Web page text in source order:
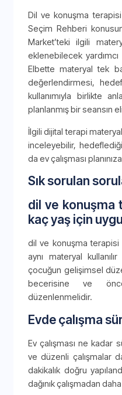
Dil ve konuşma
Seçim Rehberi
Market’teki ilgili
eklenebilecek
Elbette materyal tek
değerlendirmesi,
kullanımıyla birlikte
planlanmış bir seansın
İlgili dijital terapi
inceleyebilir,
da ev çalışması
Sık sorulan
dil ve konuşma
kaç yaş için
dil ve konuşma
aynı materyal
çocuğun gelişimsel
becerisine ve
düzenlenmelidir.
Evde çalışma
Ev çalışması ne kadar
ve düzenli çalışmalar
dakikalık doğru
dağınık çalışmadan